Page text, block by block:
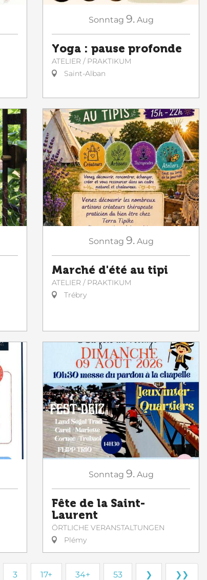
Sonntag 9. Aug
Yoga : pause profonde
ATELIER / PRAKTIKUM
Saint-Alban
Sonntag 9. Aug
Marché d'été au tipi
ATELIER / PRAKTIKUM
Trébry
Sonntag 9. Aug
Fête de la Saint-
Laurent
ÖRTLICHE VERANSTALTUNGEN
Plémy
3 17+ 34+ 53 ❯ ❯❯